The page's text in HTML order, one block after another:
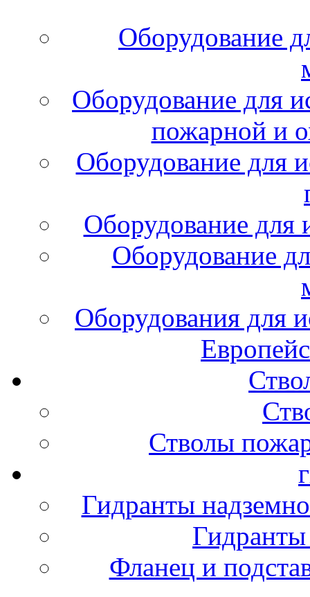
Оборудование
Оборудование для
пожарной и
Оборудование для
Оборудование для
Оборудование
Оборудования для
Стволы
Гидранты
Фланец и